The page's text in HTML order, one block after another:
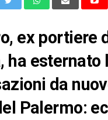
ex portiere
ha esternato
da
Palermo: